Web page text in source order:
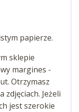
papierze.
sklepie
margines -
Otrzymasz
zdjęciach. Jeżeli
jest szerokie